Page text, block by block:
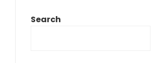
Search